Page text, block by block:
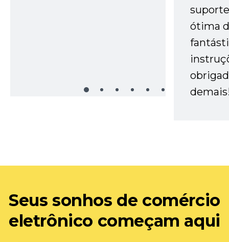
ótima
Seus sonhos de comércio
eletrônico começam aqui